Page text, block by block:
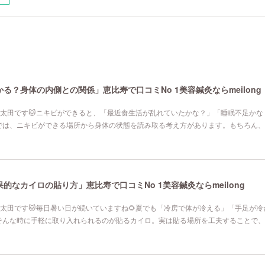
る？身体の内側との関係」恵比寿で口コミNo 1美容鍼灸ならmeilong
田です🐱ニキビができると、「最近食生活が乱れていたかな？」「睡眠不足か
、ニキビができる場所から身体の状態を読み取る考え方があります。もちろん
的なカイロの貼り方」恵比寿で口コミNo 1美容鍼灸ならmeilong
田です🐱毎日暑い日が続いていますね🌻夏でも「冷房で体が冷える」「手足が
な時に手軽に取り入れられるのが貼るカイロ。実は貼る場所を工夫することで